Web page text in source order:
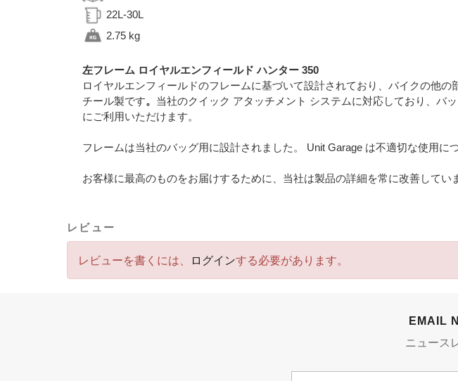
22L-30L
2.75 kg
左フレーム ロイヤルエンフィールド ハンター 350
ロイヤルエンフィールドのフレームに基づいて設計されており、バイクの他
チール製です。 当社のクイック アタッチメント システムに対応しており、バ
にご利用いただけます。
フレームは当社のバッグ用に設計されました。 Unit Garage は不適切な使用に
お客様に最高のものをお届けするために、当社は製品の詳細を常に改善してい
レビュー
レビューを書くには、 ログインする必要があります。
EMAIL
ニュース